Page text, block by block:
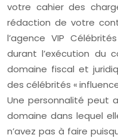
votre cahier des
rédaction de votre
l’agence VIP
durant l’exécution du
domaine fiscal et
des célébrités «
Une personnalité peut
domaine dans lequel
n’avez pas à faire